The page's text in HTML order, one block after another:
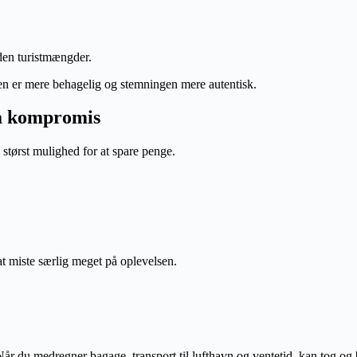
turistmængder.
er mere behagelig og stemningen mere autentisk.
kompromis
mulighed for at spare penge.
miste særlig meget på oplevelsen.